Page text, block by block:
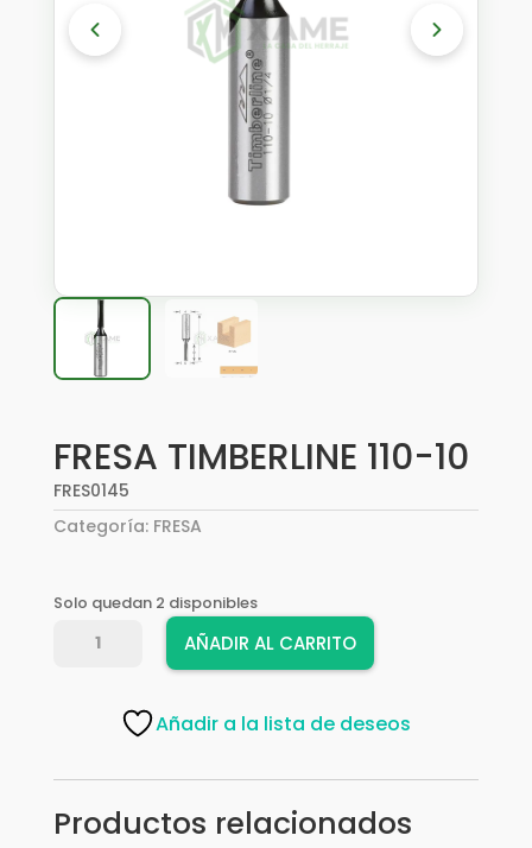
FRESA TIMBERLINE 110-10
FRES0145
Categoría: FRESA
Solo quedan 2 disponibles
FRESA
cantidad
AÑADIR AL CARRITO
Añadir a la lista de deseos
Productos relacionados